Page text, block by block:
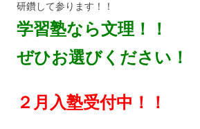
研鑽して参ります！！
学習塾なら文理！！
ぜひお選びください！
２月入塾受付中！！